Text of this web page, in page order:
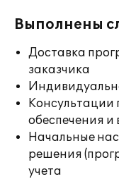
Выполнены
Доставка
заказчика
Консультации
обеспечения и
Начальные
решения
учета